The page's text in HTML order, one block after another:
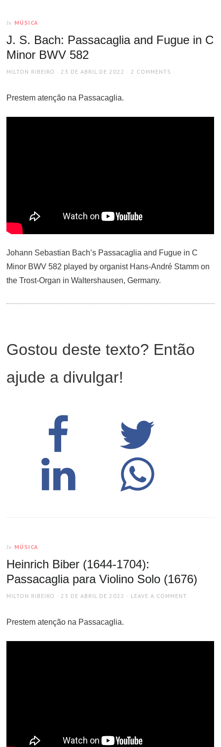
In MÚSICA
J. S. Bach: Passacaglia and Fugue in C
Minor BWV 582
AUTHOR
MILTON RIBEIRO
POSTED
23 DE ABRIL DE 2022 2 COMMENTS
Prestem atenção na Passacaglia.
Johann Sebastian Bach’s Passacaglia and Fugue in C
Minor BWV 582 played by organist Hans-André Stamm on
the Trost-Organ in Waltershausen, Germany.
Gostou deste texto? Então
ajude a divulgar!
In MÚSICA
Heinrich Biber (1644-1704):
Passacaglia para Violino Solo (1676)
AUTHOR
MILTON RIBEIRO
POSTED
23 DE ABRIL DE 2022 LEAVE A COMMENT
Prestem atenção na Passacaglia.